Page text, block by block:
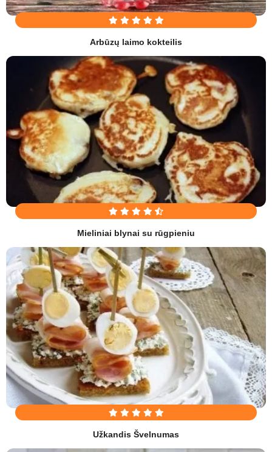
Arbūzų laimo kokteilis
Mieliniai blynai su rūgpieniu
Užkandis Švelnumas